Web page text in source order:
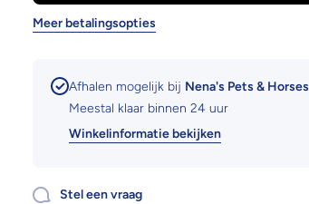
Meer betalingsopties
Afhalen mogelijk bij Nena's Pets & Horses
Meestal klaar binnen 24 uur
Winkelinformatie bekijken
Stel een vraag